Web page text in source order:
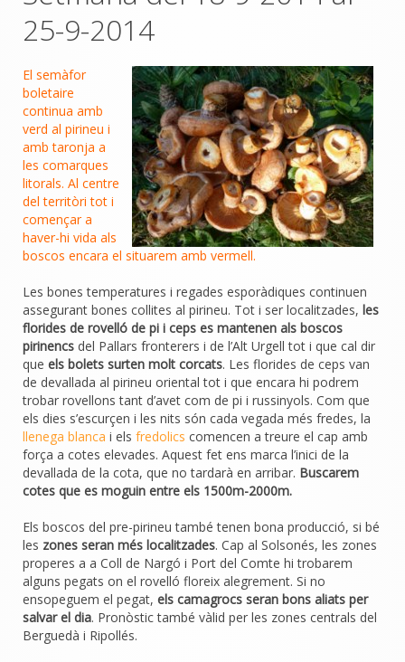
25-9-2014
El semàfor
boletaire
continua amb
verd al pirineu i
amb taronja a
les comarques
litorals. Al centre
del territòri tot i
començar a
haver-hi vida als
boscos encara el situarem amb vermell.
Les bones temperatures i regades esporàdiques continuen
assegurant bones collites al pirineu. Tot i ser localitzades, les
florides de rovelló de pi i ceps es mantenen als boscos
pirinencs del Pallars fronterers i de l’Alt Urgell tot i que cal dir
que els bolets surten molt corcats. Les florides de ceps van
de devallada al pirineu oriental tot i que encara hi podrem
trobar rovellons tant d’avet com de pi i russinyols. Com que
els dies s’escurçen i les nits són cada vegada més fredes, la
llenega blanca i els fredolics comencen a treure el cap amb
força a cotes elevades. Aquest fet ens marca l’inici de la
devallada de la cota, que no tardarà en arribar. Buscarem
cotes que es moguin entre els 1500m-2000m.
Els boscos del pre-pirineu també tenen bona producció, si bé
les zones seran més localitzades. Cap al Solsonés, les zones
properes a a Coll de Nargó i Port del Comte hi trobarem
alguns pegats on el rovelló floreix alegrement. Si no
ensopeguem el pegat, els camagrocs seran bons aliats per
salvar el dia. Pronòstic també vàlid per les zones centrals del
Berguedà i Ripollés.